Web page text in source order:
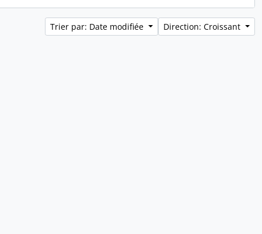
Trier par: Date modifiée Direction: Croissant